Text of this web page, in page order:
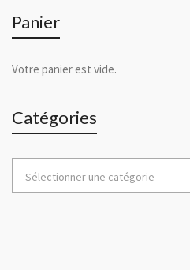
Panier
Votre panier est vide.
Catégories
Sélectionner une catégorie